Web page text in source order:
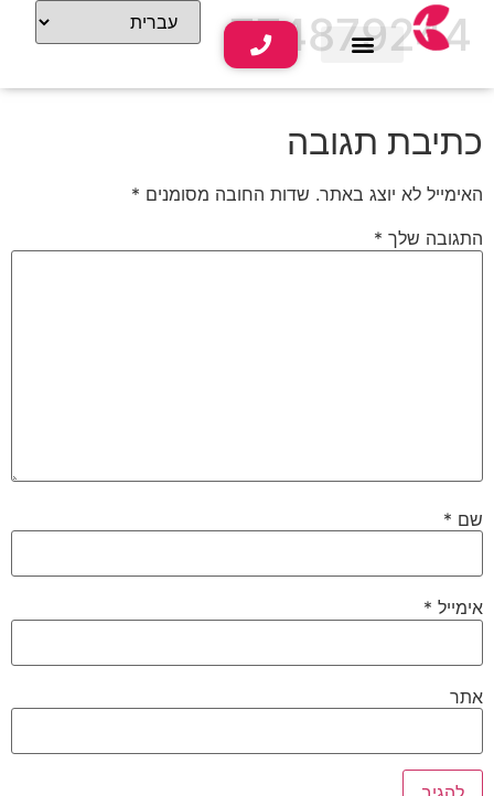
774879244
כתיבת תגובה
האימייל לא יוצג באתר. שדות החובה מסומנים *
התגובה שלך *
שם *
אימייל *
אתר